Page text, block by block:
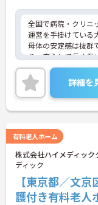
全国で病院・クリニ
運営を手掛けている
母体の安定感は抜群
り、安心して長く働
す。
年間休日数も120日
取りやすくプライベ
す。
ご興味のある方はぜ
詳細を
有料老人ホーム
株式会社ハイメディッ
ディック
【東京都／文
護付き有料老人